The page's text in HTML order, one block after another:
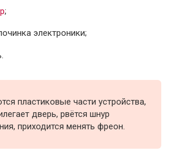
;
электроники;
пластиковые части устройства,
дверь, рвётся шнур
приходится менять фреон.